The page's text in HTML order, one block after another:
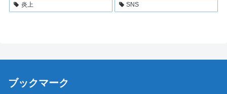
炎上 SNS
ブックマーク